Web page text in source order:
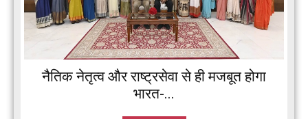
नैतिक नेतृत्व और राष्ट्रसेवा से ही मजबूत होगा
भारत-...